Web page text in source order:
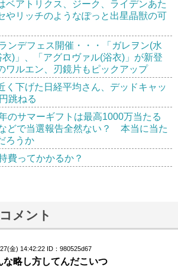
ベアトリクス、ジーク、ライデンあた
リッチのようなぽっと出星晶獣の可
ンデフェス開催・・・「ガレヲン(水
)」、「アグロヴァル(浴衣)」が新登
ルエン、刃鏡片もピックアップ
く下げた日経平均さん、デッドキャッ
跳ねる
のサマーギフトは最高1000万当たる
どで当選報告全然ない？ 本当に当た
ろうか
費ってかかるか？
メント
金) 14:42:22 ID：980525d67
な略し方してんだこいつ